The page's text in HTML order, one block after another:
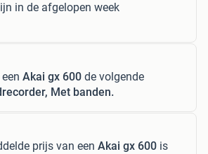
in de afgelopen week
Akai gx 600 de volgende
Met banden.
prijs van een Akai gx 600 is